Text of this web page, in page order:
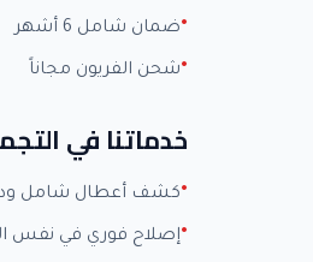
ضمان شامل 6 أشهر
شحن الفريون مجاناً
خدماتنا في
كشف أعطال شامل
إصلاح فوري في نفس